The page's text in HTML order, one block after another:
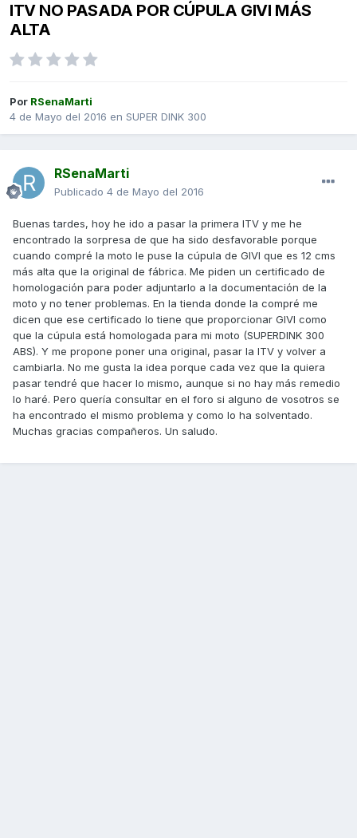
ITV NO PASADA POR CÚPULA GIVI MÁS
ALTA
Por RSenaMarti
4 de Mayo del 2016 en SUPER DINK 300
RSenaMarti
Publicado 4 de Mayo del 2016
Buenas tardes, hoy he ido a pasar la primera ITV y me he
encontrado la sorpresa de que ha sido desfavorable porque
cuando compré la moto le puse la cúpula de GIVI que es 12 cms
más alta que la original de fábrica. Me piden un certificado de
homologación para poder adjuntarlo a la documentación de la
moto y no tener problemas. En la tienda donde la compré me
dicen que ese certificado lo tiene que proporcionar GIVI como
que la cúpula está homologada para mi moto (SUPERDINK 300
ABS). Y me propone poner una original, pasar la ITV y volver a
cambiarla. No me gusta la idea porque cada vez que la quiera
pasar tendré que hacer lo mismo, aunque si no hay más remedio
lo haré. Pero quería consultar en el foro si alguno de vosotros se
ha encontrado el mismo problema y como lo ha solventado.
Muchas gracias compañeros. Un saludo.